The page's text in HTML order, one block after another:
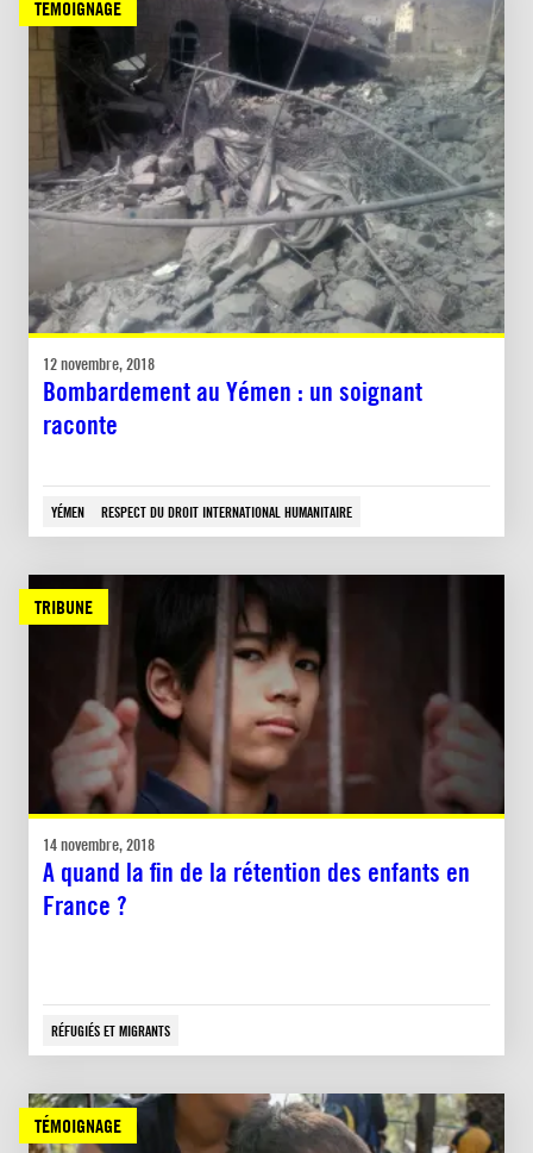
TÉMOIGNAGE
12 novembre, 2018
Bombardement au Yémen : un soignant
raconte
YÉMEN RESPECT DU DROIT INTERNATIONAL HUMANITAIRE
TRIBUNE
14 novembre, 2018
A quand la fin de la rétention des enfants en
France ?
RÉFUGIÉS ET MIGRANTS
TÉMOIGNAGE